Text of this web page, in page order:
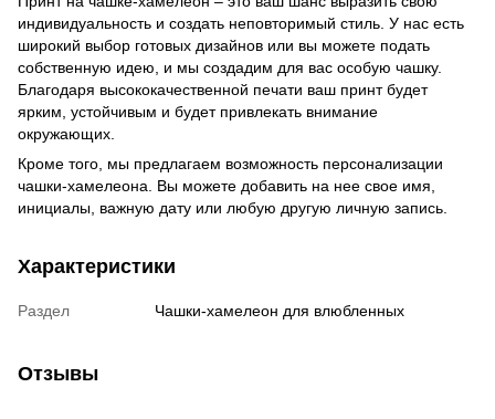
индивидуальность и создать неповторимый стиль. У нас есть
широкий выбор готовых дизайнов или вы можете подать
собственную идею, и мы создадим для вас особую чашку.
Благодаря высококачественной печати ваш принт будет
ярким, устойчивым и будет привлекать внимание
окружающих.
Кроме того, мы предлагаем возможность персонализации
чашки-хамелеона. Вы можете добавить на нее свое имя,
инициалы, важную дату или любую другую личную запись.
Характеристики
Раздел Чашки-хамелеон для влюбленных
Отзывы